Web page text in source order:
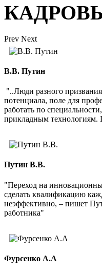
Prev Next
В.В. Путин
"..Люди разного
потенциала, поле для
работать по
прикладным технологиям.
Путин В.В.
"Переход на
сделать квалификацию
неэффективно, – пишет
работника"
Фурсенко А.А